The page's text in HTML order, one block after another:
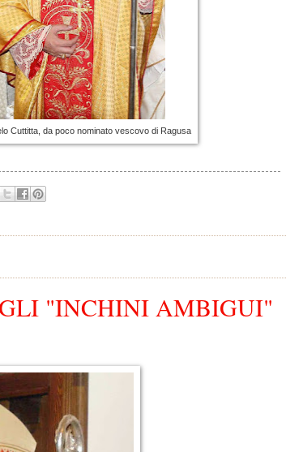
Cuttitta, da poco nominato vescovo di Ragusa
"INCHINI AMBIGUI"